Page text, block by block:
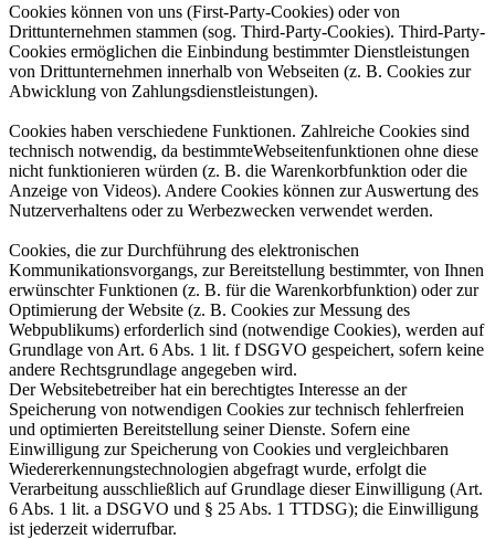
Cookies können von uns (First-Party-Cookies) oder von
Drittunternehmen stammen (sog. Third-Party-Cookies). Third-Party-
Cookies ermöglichen die Einbindung bestimmter Dienstleistungen
von Drittunternehmen innerhalb von Webseiten (z. B. Cookies zur
Abwicklung von Zahlungsdienstleistungen).
Cookies haben verschiedene Funktionen. Zahlreiche Cookies sind
technisch notwendig, da bestimmteWebseitenfunktionen ohne diese
nicht funktionieren würden (z. B. die Warenkorbfunktion oder die
Anzeige von Videos). Andere Cookies können zur Auswertung des
Nutzerverhaltens oder zu Werbezwecken verwendet werden.
Cookies, die zur Durchführung des elektronischen
Kommunikationsvorgangs, zur Bereitstellung bestimmter, von Ihnen
erwünschter Funktionen (z. B. für die Warenkorbfunktion) oder zur
Optimierung der Website (z. B. Cookies zur Messung des
Webpublikums) erforderlich sind (notwendige Cookies), werden auf
Grundlage von Art. 6 Abs. 1 lit. f DSGVO gespeichert, sofern keine
andere Rechtsgrundlage angegeben wird.
Der Websitebetreiber hat ein berechtigtes Interesse an der
Speicherung von notwendigen Cookies zur technisch fehlerfreien
und optimierten Bereitstellung seiner Dienste. Sofern eine
Einwilligung zur Speicherung von Cookies und vergleichbaren
Wiedererkennungstechnologien abgefragt wurde, erfolgt die
Verarbeitung ausschließlich auf Grundlage dieser Einwilligung (Art.
6 Abs. 1 lit. a DSGVO und § 25 Abs. 1 TTDSG); die Einwilligung
ist jederzeit widerrufbar.